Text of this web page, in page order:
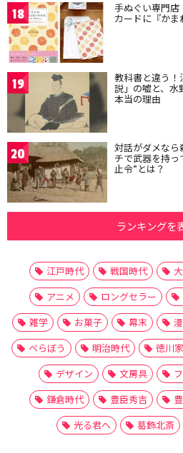
18 手ぬぐい専門店
カードに『かま
19 教科書と違う
説」の嘘と、水
本当の理由
20 対話がダメな
チで武器を持
止令”とは？
ランキングを
江戸時代 戦国時代
アニメ
ロングセラー
雑学
お菓子 幕末
べらぼう
明治時代 徳川
デザイン
文房具
鎌倉時代
豊臣秀吉
光る君へ
葛飾北斎